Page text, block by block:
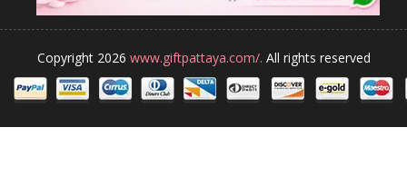
Copyright 2026 www.giftpattaya.com/. All rights reserved